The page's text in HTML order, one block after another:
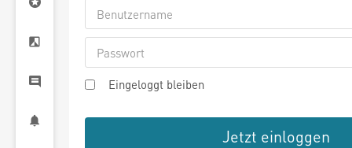
Eingeloggt bleiben
Jetzt einloggen